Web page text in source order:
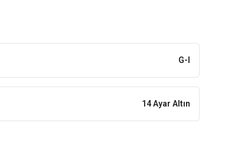
G-I
14 Ayar Altın